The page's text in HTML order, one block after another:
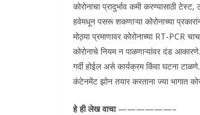
कोरोनाचा प्रादुर्भाव कमी करण्यासाठी
हवेमधून पसरू शकणाऱ्या कोरोनाच्या
मोठ्या प्रमाणावर कोरोनाच्या RT-PCR
कोरोनाचे नियम न पाळणाऱ्यांवर दंड आकारणे.
गर्दी होईल असे कार्यक्रम किंवा घटना टाळणे.
कंटेनमेंट झोन तयार करताना ज्या भागात
हे ही लेख वाचा——————–